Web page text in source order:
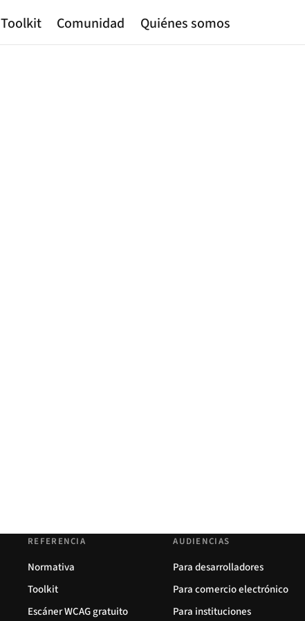
Toolkit Comunidad Quiénes somos
REFERENCIA
Normativa
Toolkit
Escáner WCAG gratuito
AUDIENCIAS
Para desarrolladores
Para comercio electrónico
Para instituciones